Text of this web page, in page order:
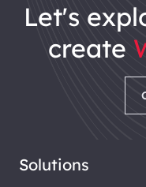
let's
create
Solutions